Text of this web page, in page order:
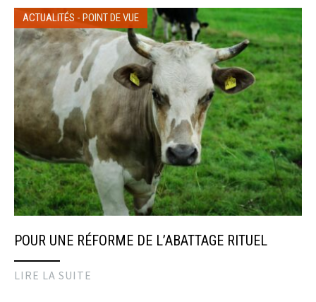
ACTUALITÉS - POINT DE VUE
POUR UNE RÉFORME DE L’ABATTAGE RITUEL
LIRE LA SUITE